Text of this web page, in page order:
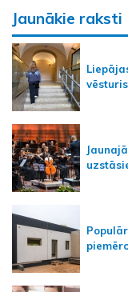
Jaunākie raksti